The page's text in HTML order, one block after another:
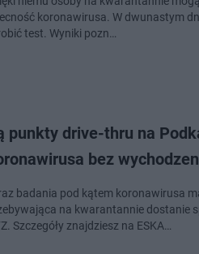
koronawirusa. W dwunastym
test. Wyniki pozn…
punkty drive-thru na
bez
badania pod kątem koronawirusa
na kwarantannie dostanie
Szczegóły znajdziesz na ESKA…